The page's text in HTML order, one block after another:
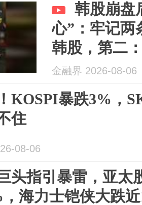
韩股崩盘
心”：牢记两
韩股，第二
金融界 2026-08-06
KOSPI暴跌3%，
住
08-06
头指引暴雷，亚太
海力士铠侠大跌